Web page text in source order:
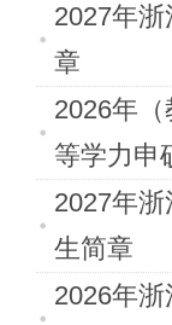
2027年
章
2026年
等学力申
2027年
生简章
2026年